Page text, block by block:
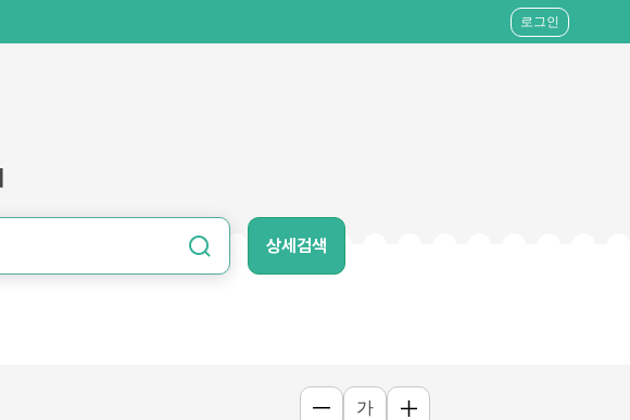
로그인
상세검색
가